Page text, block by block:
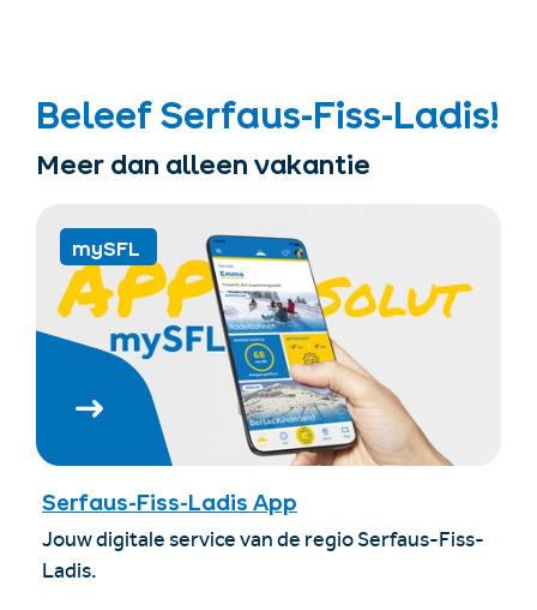
Beleef Serfaus-Fiss-Ladis!
Meer dan alleen vakantie
mySFL
Serfaus-Fiss-Ladis App
Jouw digitale service van de regio Serfaus-Fiss-
Ladis.